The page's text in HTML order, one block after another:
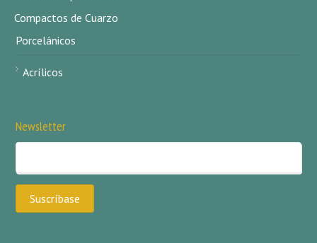
Compactos de Cuarzo
Porcelánicos
Acrílicos
Newsletter